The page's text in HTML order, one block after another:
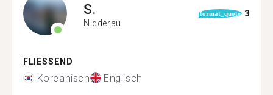
S.
Nidderau
format_quote 3
FLIESSEND
Koreanisch Englisch